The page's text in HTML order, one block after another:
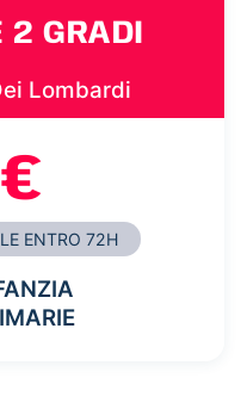
GRADI
Lombardi
ENTRO 72H